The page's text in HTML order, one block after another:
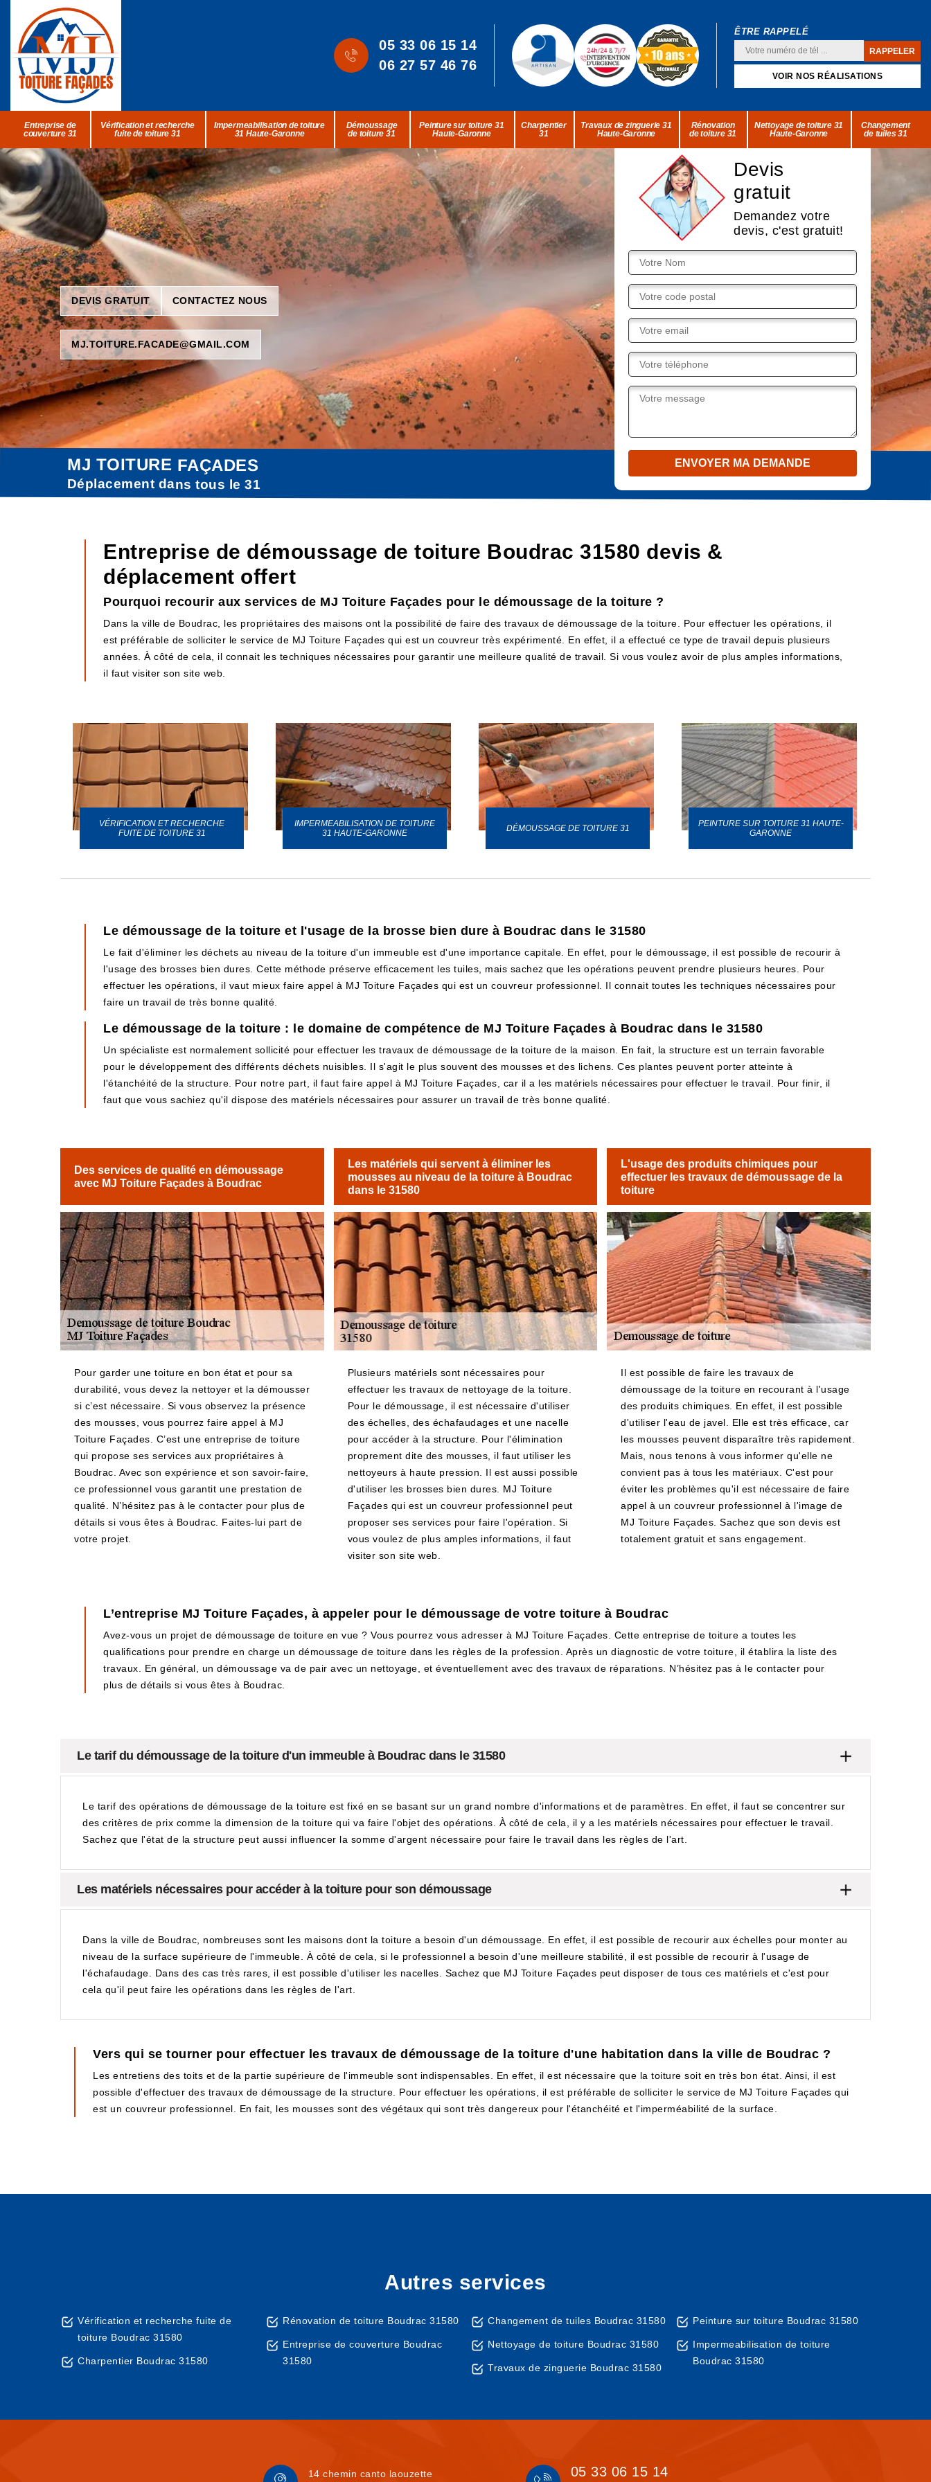
05 33 06 15 14
06 27 57 46 76
ÊTRE RAPPELÉ
VOIR NOS RÉALISATIONS
Entreprise de
couverture 31
Vérification et recherche
fuite de toiture 31
Impermeabilisation de toiture
31 Haute-Garonne
Démoussage
de toiture 31
Peinture sur toiture 31
Haute-Garonne
Charpentier
31
Travaux de zinguerie 31
Haute-Garonne
Rénovation
de toiture 31
Nettoyage de toiture 31
Haute-Garonne
Changement
de tuiles 31
DEVIS GRATUIT CONTACTEZ NOUS
MJ.TOITURE.FACADE@GMAIL.COM
Devis
gratuit
Demandez votre
devis, c'est gratuit!
MJ TOITURE FAÇADES
Déplacement dans tous le 31
Entreprise de démoussage de toiture Boudrac 31580 devis &
déplacement offert
Pourquoi recourir aux services de MJ Toiture Façades pour le démoussage de la toiture ?
Dans la ville de Boudrac, les propriétaires des maisons ont la possibilité de faire des travaux de démoussage de la toiture. Pour effectuer les opérations, il
est préférable de solliciter le service de MJ Toiture Façades qui est un couvreur très expérimenté. En effet, il a effectué ce type de travail depuis plusieurs
années. À côté de cela, il connait les techniques nécessaires pour garantir une meilleure qualité de travail. Si vous voulez avoir de plus amples informations,
il faut visiter son site web.
VÉRIFICATION ET RECHERCHE
FUITE DE TOITURE 31
IMPERMEABILISATION DE TOITURE
31 HAUTE-GARONNE
DÉMOUSSAGE DE TOITURE 31
PEINTURE SUR TOITURE 31 HAUTE-
GARONNE
Le démoussage de la toiture et l'usage de la brosse bien dure à Boudrac dans le 31580
Le fait d'éliminer les déchets au niveau de la toiture d'un immeuble est d'une importance capitale. En effet, pour le démoussage, il est possible de recourir à
l'usage des brosses bien dures. Cette méthode préserve efficacement les tuiles, mais sachez que les opérations peuvent prendre plusieurs heures. Pour
effectuer les opérations, il vaut mieux faire appel à MJ Toiture Façades qui est un couvreur professionnel. Il connait toutes les techniques nécessaires pour
faire un travail de très bonne qualité.
Le démoussage de la toiture : le domaine de compétence de MJ Toiture Façades à Boudrac dans le 31580
Un spécialiste est normalement sollicité pour effectuer les travaux de démoussage de la toiture de la maison. En fait, la structure est un terrain favorable
pour le développement des différents déchets nuisibles. Il s'agit le plus souvent des mousses et des lichens. Ces plantes peuvent porter atteinte à
l'étanchéité de la structure. Pour notre part, il faut faire appel à MJ Toiture Façades, car il a les matériels nécessaires pour effectuer le travail. Pour finir, il
faut que vous sachiez qu'il dispose des matériels nécessaires pour assurer un travail de très bonne qualité.
Des services de qualité en démoussage
avec MJ Toiture Façades à Boudrac
Pour garder une toiture en bon état et pour sa
durabilité, vous devez la nettoyer et la démousser
si c’est nécessaire. Si vous observez la présence
des mousses, vous pourrez faire appel à MJ
Toiture Façades. C’est une entreprise de toiture
qui propose ses services aux propriétaires à
Boudrac. Avec son expérience et son savoir-faire,
ce professionnel vous garantit une prestation de
qualité. N’hésitez pas à le contacter pour plus de
détails si vous êtes à Boudrac. Faites-lui part de
votre projet.
Les matériels qui servent à éliminer les
mousses au niveau de la toiture à Boudrac
dans le 31580
Plusieurs matériels sont nécessaires pour
effectuer les travaux de nettoyage de la toiture.
Pour le démoussage, il est nécessaire d'utiliser
des échelles, des échafaudages et une nacelle
pour accéder à la structure. Pour l'élimination
proprement dite des mousses, il faut utiliser les
nettoyeurs à haute pression. Il est aussi possible
d'utiliser les brosses bien dures. MJ Toiture
Façades qui est un couvreur professionnel peut
proposer ses services pour faire l'opération. Si
vous voulez de plus amples informations, il faut
visiter son site web.
L'usage des produits chimiques pour
effectuer les travaux de démoussage de la
toiture
Il est possible de faire les travaux de
démoussage de la toiture en recourant à l'usage
des produits chimiques. En effet, il est possible
d'utiliser l'eau de javel. Elle est très efficace, car
les mousses peuvent disparaître très rapidement.
Mais, nous tenons à vous informer qu'elle ne
convient pas à tous les matériaux. C'est pour
éviter les problèmes qu'il est nécessaire de faire
appel à un couvreur professionnel à l'image de
MJ Toiture Façades. Sachez que son devis est
totalement gratuit et sans engagement.
L’entreprise MJ Toiture Façades, à appeler pour le démoussage de votre toiture à Boudrac
Avez-vous un projet de démoussage de toiture en vue ? Vous pourrez vous adresser à MJ Toiture Façades. Cette entreprise de toiture a toutes les
qualifications pour prendre en charge un démoussage de toiture dans les règles de la profession. Après un diagnostic de votre toiture, il établira la liste des
travaux. En général, un démoussage va de pair avec un nettoyage, et éventuellement avec des travaux de réparations. N’hésitez pas à le contacter pour
plus de détails si vous êtes à Boudrac.
Le tarif du démoussage de la toiture d'un immeuble à Boudrac dans le 31580
Le tarif des opérations de démoussage de la toiture est fixé en se basant sur un grand nombre d'informations et de paramètres. En effet, il faut se concentrer sur
des critères de prix comme la dimension de la toiture qui va faire l'objet des opérations. À côté de cela, il y a les matériels nécessaires pour effectuer le travail.
Sachez que l'état de la structure peut aussi influencer la somme d'argent nécessaire pour faire le travail dans les règles de l'art.
Les matériels nécessaires pour accéder à la toiture pour son démoussage
Dans la ville de Boudrac, nombreuses sont les maisons dont la toiture a besoin d'un démoussage. En effet, il est possible de recourir aux échelles pour monter au
niveau de la surface supérieure de l'immeuble. À côté de cela, si le professionnel a besoin d'une meilleure stabilité, il est possible de recourir à l'usage de
l'échafaudage. Dans des cas très rares, il est possible d'utiliser les nacelles. Sachez que MJ Toiture Façades peut disposer de tous ces matériels et c'est pour
cela qu'il peut faire les opérations dans les règles de l'art.
Vers qui se tourner pour effectuer les travaux de démoussage de la toiture d'une habitation dans la ville de Boudrac ?
Les entretiens des toits et de la partie supérieure de l'immeuble sont indispensables. En effet, il est nécessaire que la toiture soit en très bon état. Ainsi, il est
possible d'effectuer des travaux de démoussage de la structure. Pour effectuer les opérations, il est préférable de solliciter le service de MJ Toiture Façades qui
est un couvreur professionnel. En fait, les mousses sont des végétaux qui sont très dangereux pour l'étanchéité et l'imperméabilité de la surface.
Autres services
Vérification et recherche fuite de
toiture Boudrac 31580
Charpentier Boudrac 31580
Rénovation de toiture Boudrac 31580
Entreprise de couverture Boudrac
31580
Changement de tuiles Boudrac 31580
Nettoyage de toiture Boudrac 31580
Travaux de zinguerie Boudrac 31580
Peinture sur toiture Boudrac 31580
Impermeabilisation de toiture
Boudrac 31580
14 chemin canto laouzette 05 33 06 15 14